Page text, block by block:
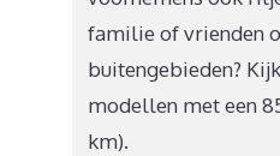
familie of vrienden
buitengebieden?
modellen met een
km).